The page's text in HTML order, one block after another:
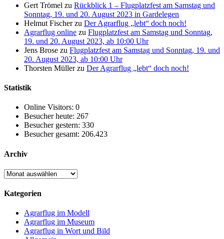
Gert Trömel zu Rückblick 1 – Flugplatzfest am Samstag und
Sonntag, 19. und 20. August 2023 in Gardelegen
Helmut Fischerzu Der Agrarflug „lebt“ doch noch!
Agrarflug online zu Flugplatzfest am Samstag und Sonntag,
19. und 20. August 2023, ab 10:00 Uhr
Jens Brose zu Flugplatzfest am Samstag und Sonntag, 19. und
20. August 2023, ab 10:00 Uhr
Thorsten Müllerzu Der Agrarflug „lebt“ doch noch!
Statistik
Online Visitors: 0
Besucher heute: 267
Besucher gestern: 330
Besucher gesamt: 206.423
Archiv
Archiv
Kategorien
Agrarflug im Modell
Agrarflug im Museum
Agrarflug in Wort und Bild